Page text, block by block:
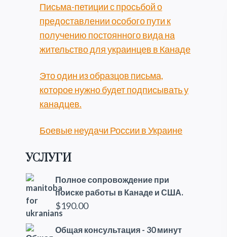
Письма-петиции с просьбой о
предоставлении особого пути к
получению постоянного вида на
жительство для украинцев в Канаде
Это один из образцов письма,
которое нужно будет подписывать у
канадцев.
Боевые неудачи России в Украине
УСЛУГИ
Полное сопровождение при
поиске работы в Канаде и США.
$190.00
Общая консультация - 30 минут